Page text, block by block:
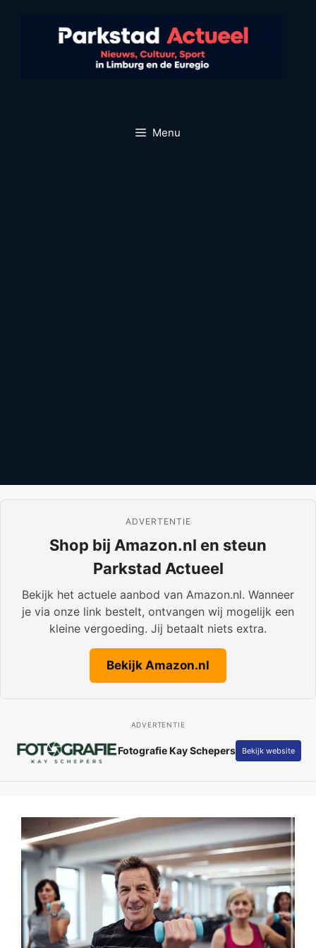
Menu
ADVERTENTIE
Shop bij Amazon.nl en steun
Parkstad Actueel
Bekijk het actuele aanbod van Amazon.nl. Wanneer
je via onze link bestelt, ontvangen wij mogelijk een
kleine vergoeding. Jij betaalt niets extra.
Bekijk Amazon.nl
ADVERTENTIE
Fotografie Kay Schepers Bekijk website